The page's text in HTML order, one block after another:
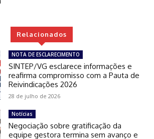
Relacionados
NOTA DE ESCLARECIMENTO
SINTEP/VG esclarece informações e
reafirma compromisso com a Pauta de
Reivindicações 2026
28 de julho de 2026
Notícias
Negociação sobre gratificação da
equipe gestora termina sem avanço e